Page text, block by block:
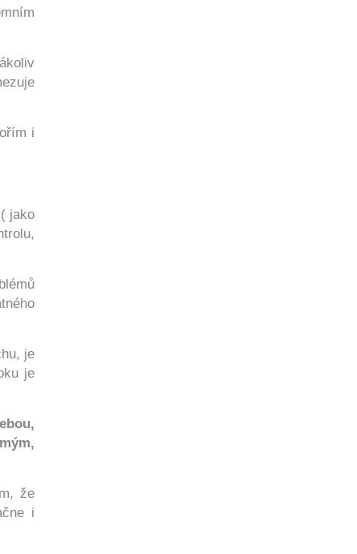
i
jako
je
je
že
i